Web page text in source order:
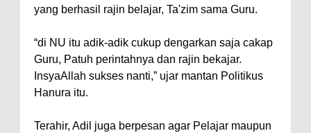
yang berhasil rajin belajar, Ta'zim sama Guru.
“di NU itu adik-adik cukup dengarkan saja cakap
Guru, Patuh perintahnya dan rajin bekajar.
InsyaAllah sukses nanti,” ujar mantan Politikus
Hanura itu.
Terahir, Adil juga berpesan agar Pelajar maupun